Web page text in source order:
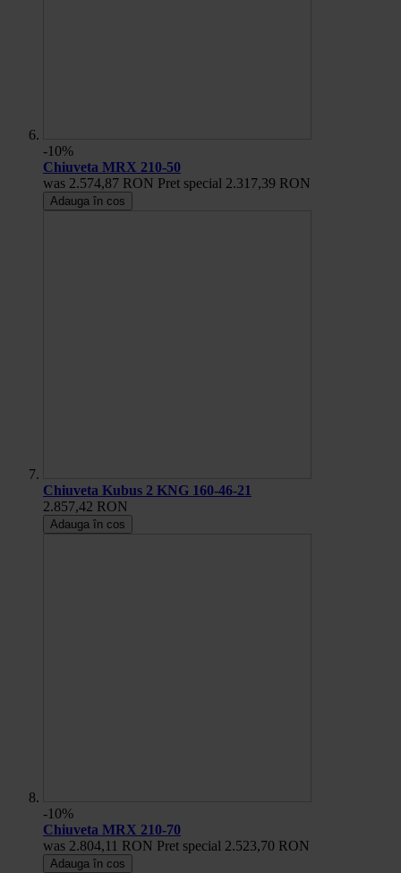
-10%
Chiuveta MRX 210-50
was 2.574,87 RON Pret special 2.317,39 RON
Adauga în cos
Chiuveta Kubus 2 KNG 160-46-21
2.857,42 RON
Adauga în cos
-10%
Chiuveta MRX 210-70
was 2.804,11 RON Pret special 2.523,70 RON
Adauga în cos